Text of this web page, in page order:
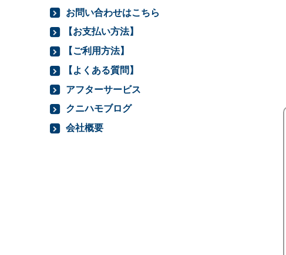
お問い合わせはこちら
【お支払い方法】
【ご利用方法】
【よくある質問】
アフターサービス
クニハモブログ
会社概要